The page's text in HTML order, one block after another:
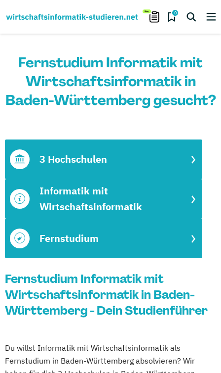
0
Fernstudium Informatik mit
Wirtschaftsinformatik in
Baden-Württemberg gesucht?
Fernstudium
Informatik mit
Wirtschaftsinformatik
3 Hochschulen
Fernstudium Informatik mit
Wirtschaftsinformatik in Baden-
Württemberg - Dein Studienführer
Du willst Informatik mit Wirtschaftsinformatik als
Fernstudium in Baden-Württemberg absolvieren? Wir